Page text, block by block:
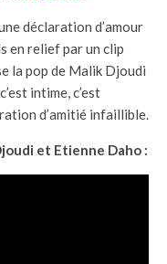
déclaration d’amour
en relief par un clip
la pop de Malik Djoudi
intime, c’est
d’amitié infaillible.
et Etienne Daho :